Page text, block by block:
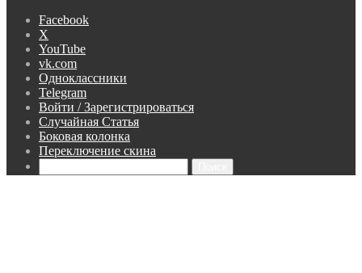
Facebook
X
YouTube
vk.com
Одноклассники
Telegram
Войти / Зарегистрироваться
Случайная Статья
Боковая колонка
Переключение скина